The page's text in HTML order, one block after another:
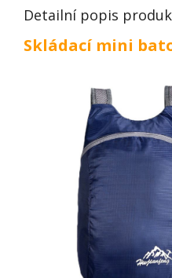
Detailní popis
Skládací mini